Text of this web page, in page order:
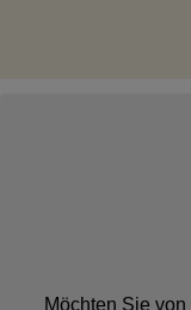
Möchten Sie von